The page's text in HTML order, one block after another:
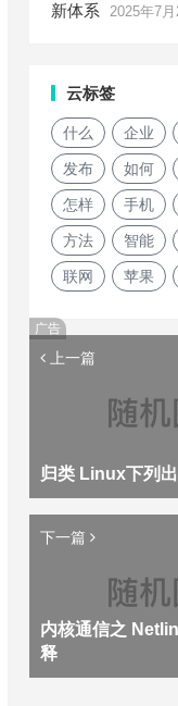
新体系
2025年7月
云标签
什么 企业
发布 如何
怎样 手机
方法 智能
联网 苹果
广告
上一篇
归类 Linux下列
下一篇
内核通信之
释